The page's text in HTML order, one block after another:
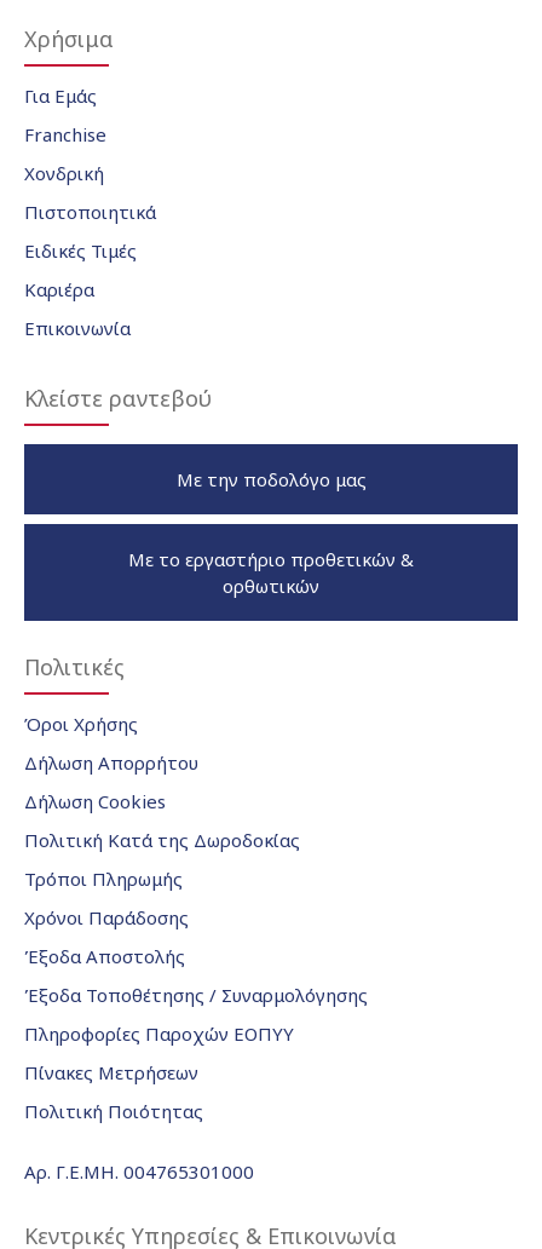
Χρήσιμα
Για Εμάς
Franchise
Χονδρική
Πιστοποιητικά
Ειδικές Τιμές
Καριέρα
Επικοινωνία
Κλείστε ραντεβού
Με την ποδολόγο μας
Με το εργαστήριο προθετικών &
ορθωτικών
Πολιτικές
Όροι Χρήσης
Δήλωση Απορρήτου
Δήλωση Cookies
Πολιτική Κατά της Δωροδοκίας
Τρόποι Πληρωμής
Χρόνοι Παράδοσης
Έξοδα Αποστολής
Έξοδα Τοποθέτησης / Συναρμολόγησης
Πληροφορίες Παροχών ΕΟΠΥΥ
Πίνακες Μετρήσεων
Πολιτική Ποιότητας
Αρ. Γ.Ε.ΜΗ. 004765301000
Κεντρικές Υπηρεσίες & Επικοινωνία